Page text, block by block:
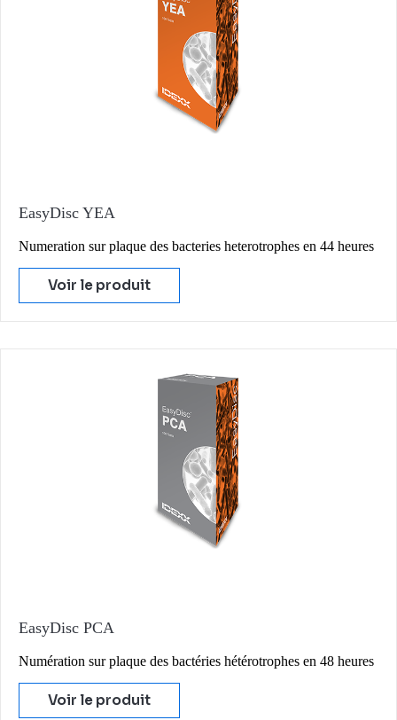
EasyDisc YEA
Numeration sur plaque des bacteries heterotrophes en 44 heures
Voir le produit
EasyDisc PCA
Numération sur plaque des bactéries hétérotrophes en 48 heures
Voir le produit